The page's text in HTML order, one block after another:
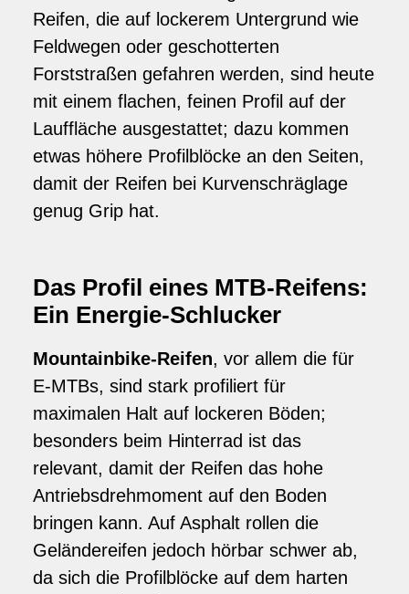
Reifen, die auf lockerem Untergrund wie
Feldwegen oder geschotterten
Forststraßen gefahren werden, sind heute
mit einem flachen, feinen Profil auf der
Lauffläche ausgestattet; dazu kommen
etwas höhere Profilblöcke an den Seiten,
damit der Reifen bei Kurvenschräglage
genug Grip hat.
Das Profil eines MTB-Reifens:
Ein Energie-Schlucker
Mountainbike-Reifen, vor allem die für
E-MTBs, sind stark profiliert für
maximalen Halt auf lockeren Böden;
besonders beim Hinterrad ist das
relevant, damit der Reifen das hohe
Antriebsdrehmoment auf den Boden
bringen kann. Auf Asphalt rollen die
Geländereifen jedoch hörbar schwer ab,
da sich die Profilblöcke auf dem harten